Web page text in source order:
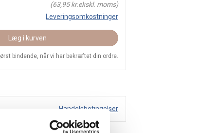
(63,95kr.ekskl. moms)
Leveringsomkostninger
Læg i kurven
bindende, når vi har bekræftet din ordre.
Handelsbetingelser